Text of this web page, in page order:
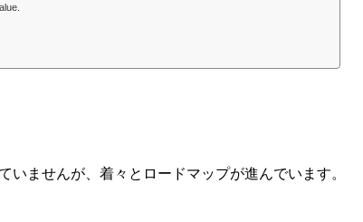
いませんが、着々とロードマップが進んでいます。